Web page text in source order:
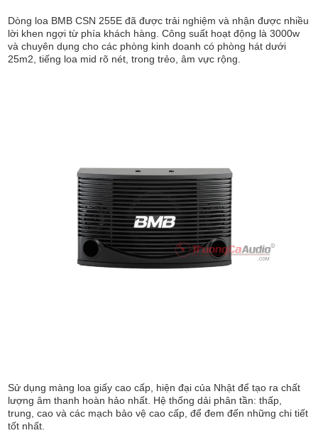
Dòng loa BMB CSN 255E đã được trải nghiệm và nhận được nhiều
lời khen ngợi từ phía khách hàng. Công suất hoạt động là 3000w
và chuyên dụng cho các phòng kinh doanh có phòng hát dưới
25m2, tiếng loa mid rõ nét, trong trẻo, âm vực rộng.
Sử dụng màng loa giấy cao cấp, hiện đại của Nhật để tạo ra chất
lượng âm thanh hoàn hảo nhất. Hệ thống dải phân tần: thấp,
trung, cao và các mạch bảo vệ cao cấp, để đem đến những chi tiết
tốt nhất.